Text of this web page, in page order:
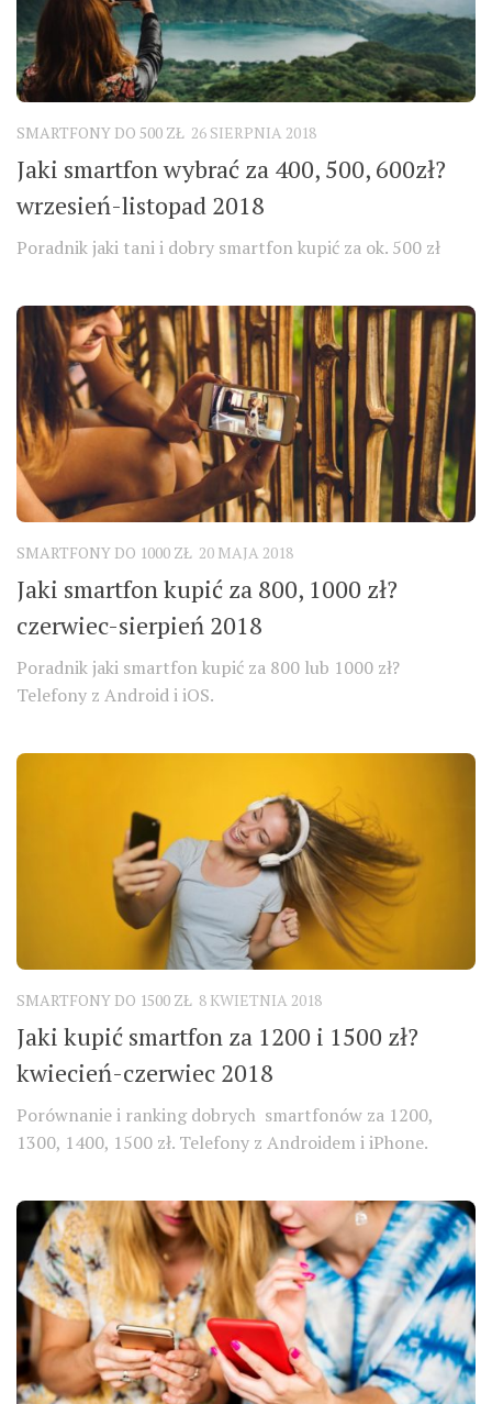
SMARTFONY DO 500 ZŁ 26 SIERPNIA 2018
Jaki smartfon wybrać za 400, 500, 600zł?
wrzesień-listopad 2018
Poradnik jaki tani i dobry smartfon kupić za ok. 500 zł
SMARTFONY DO 1000 ZŁ 20 MAJA 2018
Jaki smartfon kupić za 800, 1000 zł?
czerwiec-sierpień 2018
Poradnik jaki smartfon kupić za 800 lub 1000 zł?
Telefony z Android i iOS.
SMARTFONY DO 1500 ZŁ 8 KWIETNIA 2018
Jaki kupić smartfon za 1200 i 1500 zł?
kwiecień-czerwiec 2018
Porównanie i ranking dobrych smartfonów za 1200,
1300, 1400, 1500 zł. Telefony z Androidem i iPhone.